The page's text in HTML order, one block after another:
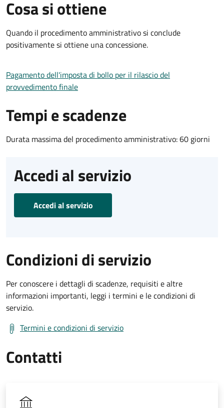
Cosa si ottiene
Quando il procedimento amministrativo si conclude
positivamente si ottiene una concessione.
Pagamento dell'imposta di bollo per il rilascio del
provvedimento finale
Tempi e scadenze
Durata massima del procedimento amministrativo: 60 giorni
Accedi al servizio
Accedi al servizio
Condizioni di servizio
Per conoscere i dettagli di scadenze, requisiti e altre
informazioni importanti, leggi i termini e le condizioni di
servizio.
Termini e condizioni di servizio
Contatti